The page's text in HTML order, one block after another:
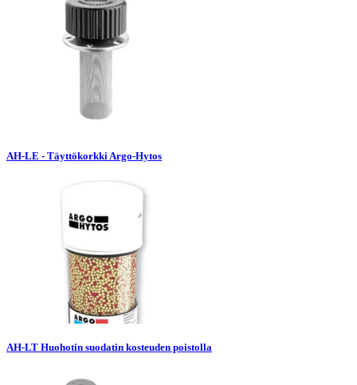
AH-LE - Täyttökorkki Argo-Hytos
AH-LT Huohotin suodatin kosteuden poistolla